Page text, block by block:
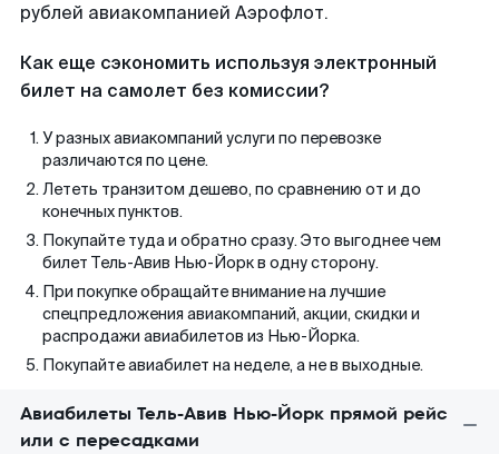
рублей авиакомпанией Аэрофлот.
Как еще сэкономить используя электронный
билет на самолет без комиссии?
У разных авиакомпаний услуги по перевозке
различаются по цене.
Лететь транзитом дешево, по сравнению от и до
конечных пунктов.
Покупайте туда и обратно сразу. Это выгоднее чем
билет Тель-Авив Нью-Йорк в одну сторону.
При покупке обращайте внимание на лучшие
спецпредложения авиакомпаний, акции, скидки и
распродажи авиабилетов из Нью-Йорка.
Покупайте авиабилет на неделе, а не в выходные.
Авиабилеты Тель-Авив Нью-Йорк прямой рейс
или с пересадками